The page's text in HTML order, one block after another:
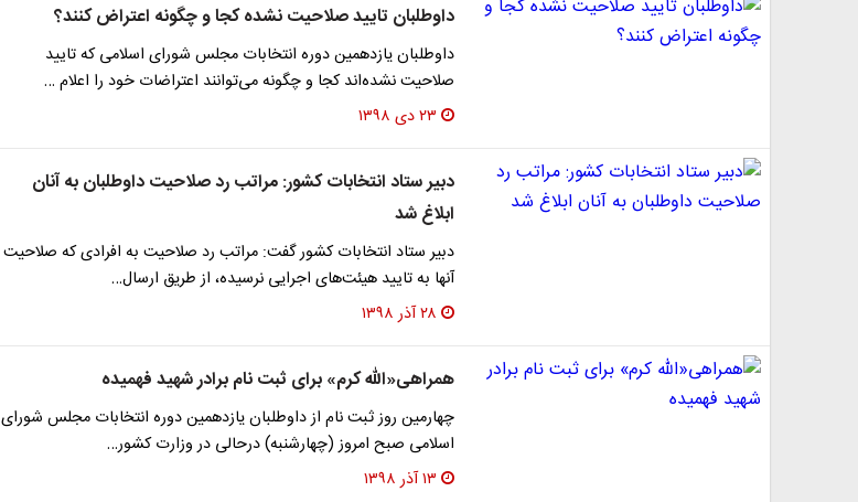
داوطلبان تایید صلاحیت نشده کجا و چگونه اعتراض کنند؟
داوطلبان یازدهمین دوره انتخابات مجلس شورای اسلامی که تایید
صلاحیت نشده‌اند کجا و چگونه می‌توانند اعتراضات خود را اعلام …
۲۳ دی ۱۳۹۸
دبیر ستاد انتخابات کشور: مراتب رد صلاحیت داوطلبان به آنان
ابلاغ شد
دبیر ستاد انتخابات کشور گفت: مراتب رد صلاحیت به افرادی که صلاحیت
آنها به تایید هیئت‌های اجرایی نرسیده، از طریق ارسال…
۲۸ آذر ۱۳۹۸
همراهی«الله کرم» برای ثبت نام برادر شهید فهمیده
چهارمین روز ثبت نام از داوطلبان یازدهمین دوره انتخابات مجلس شورای
اسلامی صبح امروز (چهارشنبه) درحالی در وزارت کشور…
۱۳ آذر ۱۳۹۸